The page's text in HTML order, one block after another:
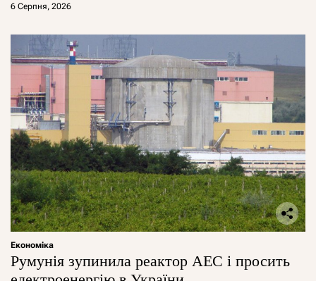
6 Серпня, 2026
Економіка
Румунія зупинила реактор АЕС і просить